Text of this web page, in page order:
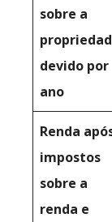
sobre a
devido por
ano
Renda
impostos
sobre a
renda e